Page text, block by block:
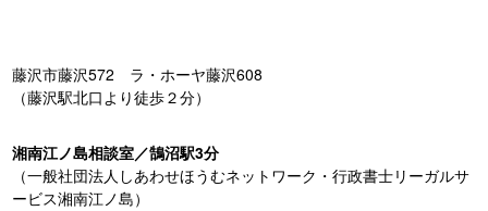
藤沢市藤沢572 ラ・ホーヤ藤沢608
（藤沢駅北口より徒歩２分）
湘南江ノ島相談室／鵠沼駅3分
（一般社団法人しあわせほうむネットワーク・行政書士リーガルサ
ービス湘南江ノ島）